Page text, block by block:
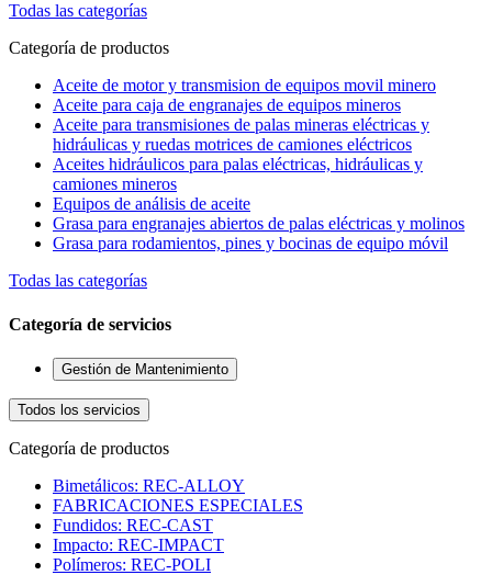
Todas las categorías
Categoría de productos
Aceite de motor y transmision de equipos movil minero
Aceite para caja de engranajes de equipos mineros
Aceite para transmisiones de palas mineras eléctricas y
hidráulicas y ruedas motrices de camiones eléctricos
Aceites hidráulicos para palas eléctricas, hidráulicas y
camiones mineros
Equipos de análisis de aceite
Grasa para engranajes abiertos de palas eléctricas y molinos
Grasa para rodamientos, pines y bocinas de equipo móvil
Todas las categorías
Categoría de servicios
Gestión de Mantenimiento
Todos los servicios
Categoría de productos
Bimetálicos: REC-ALLOY
FABRICACIONES ESPECIALES
Fundidos: REC-CAST
Impacto: REC-IMPACT
Polímeros: REC-POLI